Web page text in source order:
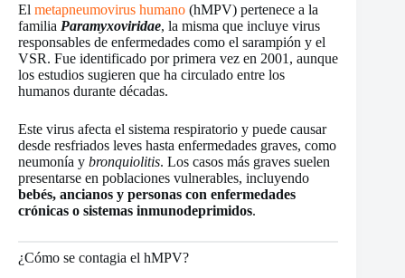
El metapneumovirus humano (hMPV) pertenece a la
familia Paramyxoviridae, la misma que incluye virus
responsables de enfermedades como el sarampión y el
VSR. Fue identificado por primera vez en 2001, aunque
los estudios sugieren que ha circulado entre los
humanos durante décadas.
Este virus afecta el sistema respiratorio y puede causar
desde resfriados leves hasta enfermedades graves, como
neumonía y bronquiolitis. Los casos más graves suelen
presentarse en poblaciones vulnerables, incluyendo
bebés, ancianos y personas con enfermedades
crónicas o sistemas inmunodeprimidos.
¿Cómo se contagia el hMPV?